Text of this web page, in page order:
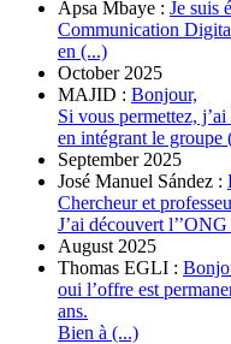
Apsa Mbaye : Je suis
Communication
en (...)
October 2025
MAJID : Bonjour,
Si vous permettez,
en intégrant le groupe
September 2025
José Manuel Sández :
Chercheur et
J’ai découvert
August 2025
Thomas EGLI :
oui l’offre est
ans.
Bien à (...)